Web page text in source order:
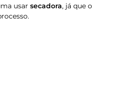
usar secadora, já que o